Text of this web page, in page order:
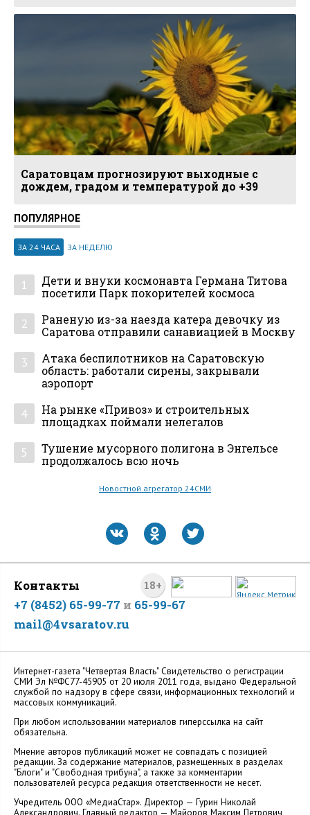
Саратовцам прогнозируют выходные с
дождем, градом и температурой до +39
ПОПУЛЯРНОЕ
ЗА 24 ЧАСА ЗА НЕДЕЛЮ
1
Дети и внуки космонавта Германа Титова
посетили Парк покорителей космоса
2
Раненую из-за наезда катера девочку из
Саратова отправили санавиацией в Москву
3
Атака беспилотников на Саратовскую
область: работали сирены, закрывали
аэропорт
4
На рынке «Привоз» и строительных
площадках поймали нелегалов
5
Тушение мусорного полигона в Энгельсе
продолжалось всю ночь
Новостной агрегатор 24СМИ
18+
Контакты
+7 (8452) 65-99-77 и 65-99-67
mail@4vsaratov.ru
Интернет-газета "Четвертая Власть" Cвидетельство о регистрации
СМИ Эл №ФС77-45905 от 20 июля 2011 года, выдано Федеральной
службой по надзору в сфере связи, информационных технологий и
массовых коммуникаций.
При любом использовании материалов гиперссылка на сайт
обязательна.
Мнение авторов публикаций может не совпадать с позицией
редакции. За содержание материалов, размещенных в разделах
"Блоги" и "Свободная трибуна", а также за комментарии
пользователей ресурса редакция ответственности не несет.
Учредитель ООО «МедиаСтар». Директор — Гурин Николай